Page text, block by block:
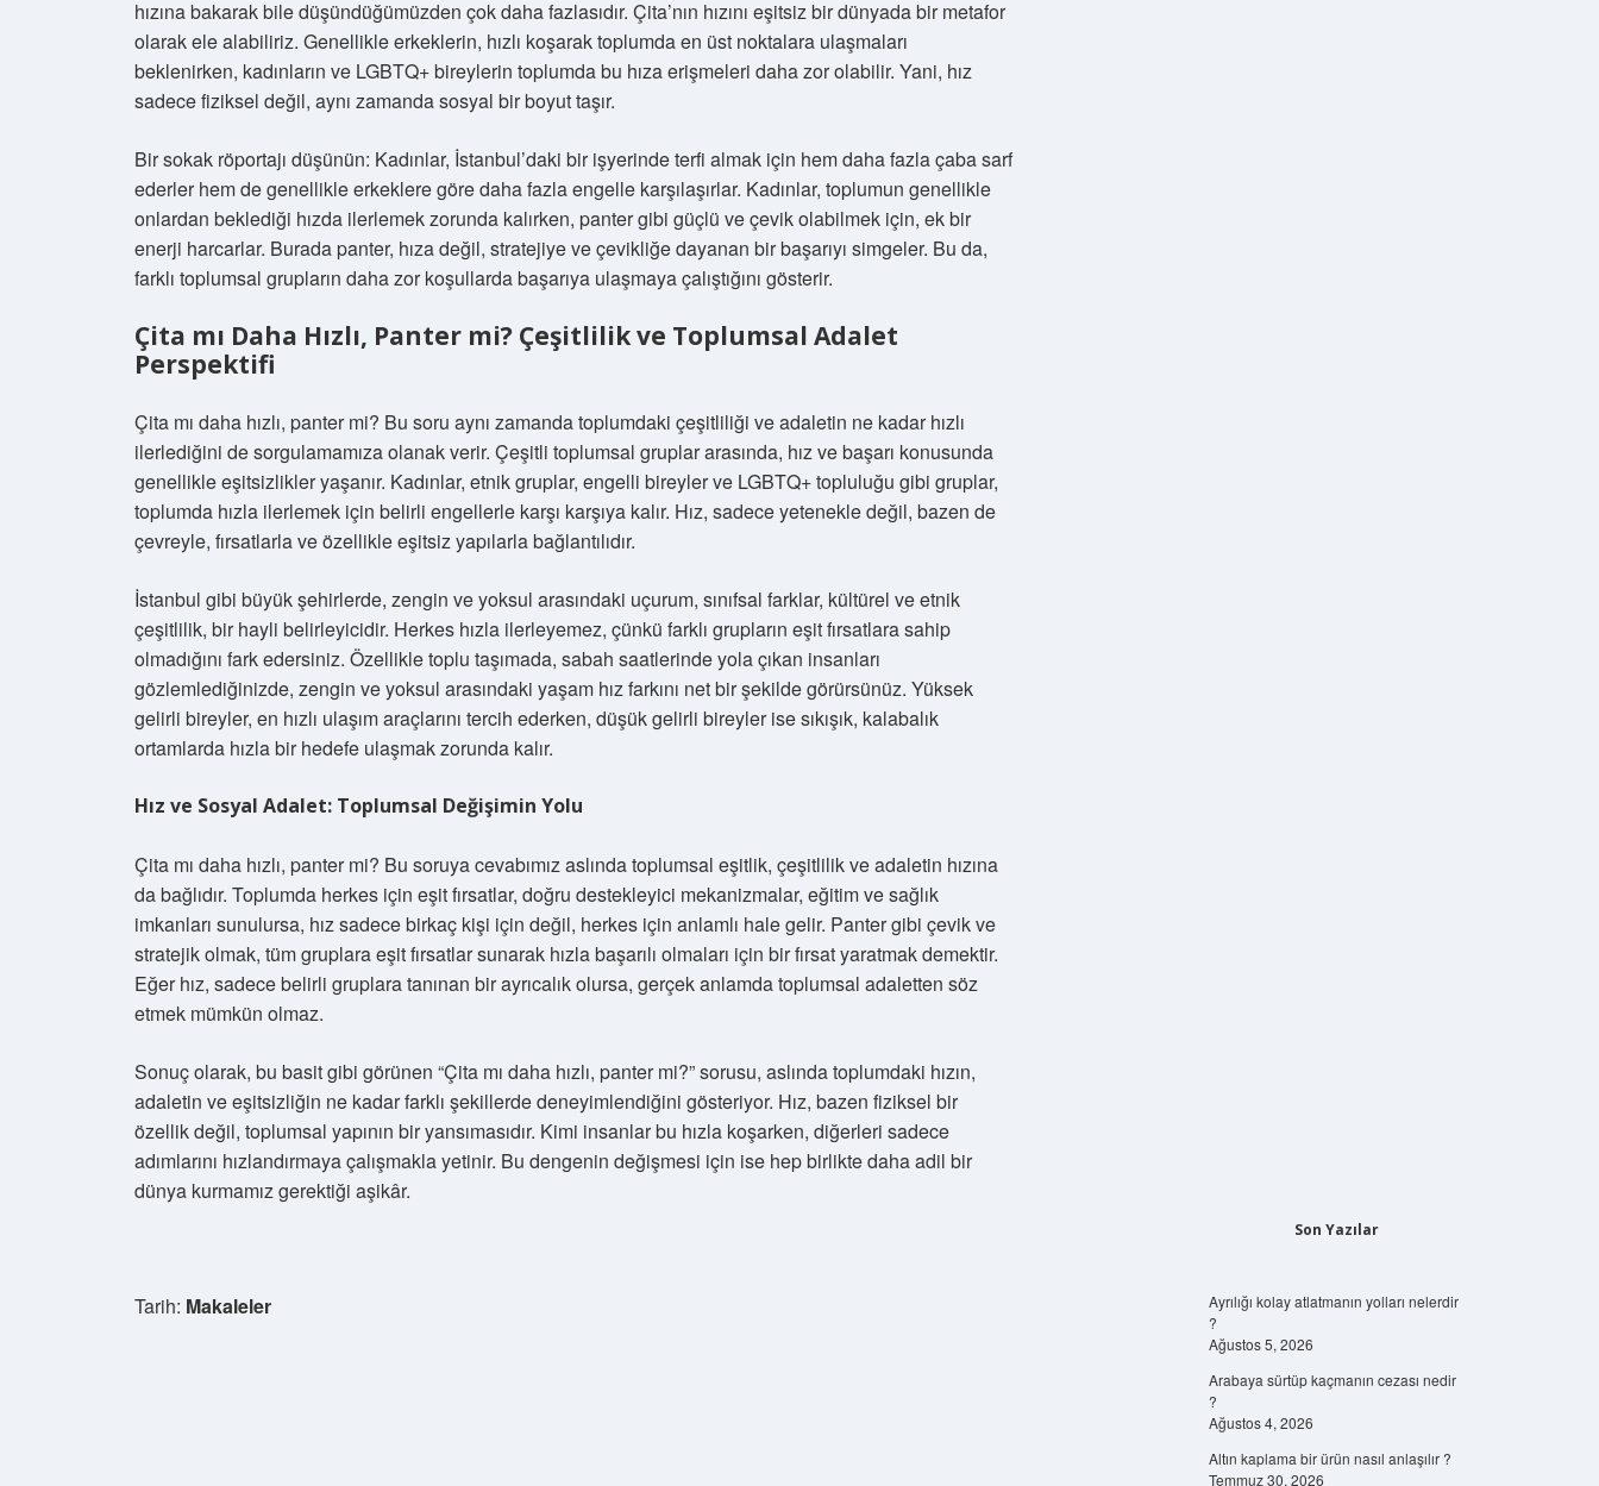
hızına bakarak bile düşündüğümüzden çok daha fazlasıdır. Çita’nın hızını eşitsiz bir dünyada bir metafor
olarak ele alabiliriz. Genellikle erkeklerin, hızlı koşarak toplumda en üst noktalara ulaşmaları
beklenirken, kadınların ve LGBTQ+ bireylerin toplumda bu hıza erişmeleri daha zor olabilir. Yani, hız
sadece fiziksel değil, aynı zamanda sosyal bir boyut taşır.
Bir sokak röportajı düşünün: Kadınlar, İstanbul’daki bir işyerinde terfi almak için hem daha fazla çaba sarf
ederler hem de genellikle erkeklere göre daha fazla engelle karşılaşırlar. Kadınlar, toplumun genellikle
onlardan beklediği hızda ilerlemek zorunda kalırken, panter gibi güçlü ve çevik olabilmek için, ek bir
enerji harcarlar. Burada panter, hıza değil, stratejiye ve çevikliğe dayanan bir başarıyı simgeler. Bu da,
farklı toplumsal grupların daha zor koşullarda başarıya ulaşmaya çalıştığını gösterir.
Çita mı Daha Hızlı, Panter mi? Çeşitlilik ve Toplumsal Adalet
Perspektifi
Çita mı daha hızlı, panter mi? Bu soru aynı zamanda toplumdaki çeşitliliği ve adaletin ne kadar hızlı
ilerlediğini de sorgulamamıza olanak verir. Çeşitli toplumsal gruplar arasında, hız ve başarı konusunda
genellikle eşitsizlikler yaşanır. Kadınlar, etnik gruplar, engelli bireyler ve LGBTQ+ topluluğu gibi gruplar,
toplumda hızla ilerlemek için belirli engellerle karşı karşıya kalır. Hız, sadece yetenekle değil, bazen de
çevreyle, fırsatlarla ve özellikle eşitsiz yapılarla bağlantılıdır.
İstanbul gibi büyük şehirlerde, zengin ve yoksul arasındaki uçurum, sınıfsal farklar, kültürel ve etnik
çeşitlilik, bir hayli belirleyicidir. Herkes hızla ilerleyemez, çünkü farklı grupların eşit fırsatlara sahip
olmadığını fark edersiniz. Özellikle toplu taşımada, sabah saatlerinde yola çıkan insanları
gözlemlediğinizde, zengin ve yoksul arasındaki yaşam hız farkını net bir şekilde görürsünüz. Yüksek
gelirli bireyler, en hızlı ulaşım araçlarını tercih ederken, düşük gelirli bireyler ise sıkışık, kalabalık
ortamlarda hızla bir hedefe ulaşmak zorunda kalır.
Hız ve Sosyal Adalet: Toplumsal Değişimin Yolu
Çita mı daha hızlı, panter mi? Bu soruya cevabımız aslında toplumsal eşitlik, çeşitlilik ve adaletin hızına
da bağlıdır. Toplumda herkes için eşit fırsatlar, doğru destekleyici mekanizmalar, eğitim ve sağlık
imkanları sunulursa, hız sadece birkaç kişi için değil, herkes için anlamlı hale gelir. Panter gibi çevik ve
stratejik olmak, tüm gruplara eşit fırsatlar sunarak hızla başarılı olmaları için bir fırsat yaratmak demektir.
Eğer hız, sadece belirli gruplara tanınan bir ayrıcalık olursa, gerçek anlamda toplumsal adaletten söz
etmek mümkün olmaz.
Sonuç olarak, bu basit gibi görünen “Çita mı daha hızlı, panter mi?” sorusu, aslında toplumdaki hızın,
adaletin ve eşitsizliğin ne kadar farklı şekillerde deneyimlendiğini gösteriyor. Hız, bazen fiziksel bir
özellik değil, toplumsal yapının bir yansımasıdır. Kimi insanlar bu hızla koşarken, diğerleri sadece
adımlarını hızlandırmaya çalışmakla yetinir. Bu dengenin değişmesi için ise hep birlikte daha adil bir
dünya kurmamız gerektiği aşikâr.
Tarih: Makaleler
Son Yazılar
Ayrılığı kolay atlatmanın yolları nelerdir
?
Ağustos 5, 2026
Arabaya sürtüp kaçmanın cezası nedir
?
Ağustos 4, 2026
Altın kaplama bir ürün nasıl anlaşılır ?
Temmuz 30, 2026